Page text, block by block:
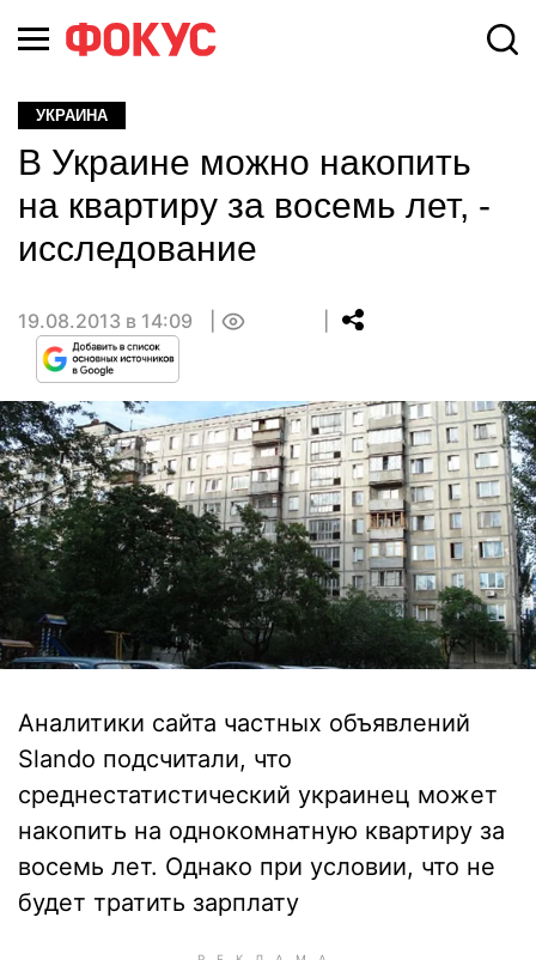
УКРАИНА
В Украине можно накопить
на квартиру за восемь лет, -
исследование
19.08.2013 в 14:09
Аналитики сайта частных объявлений
Slando подсчитали, что
среднестатистический украинец может
накопить на однокомнатную квартиру за
восемь лет. Однако при условии, что не
будет тратить зарплату